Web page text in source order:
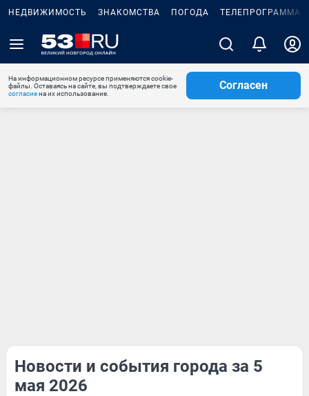
НЕДВИЖИМОСТЬ ЗНАКОМСТВА ПОГОДА ТЕЛЕПРОГРАММА
На информационном ресурсе применяются cookie-
файлы. Оставаясь на сайте, вы подтверждаете свое
согласиена их использование.
Согласен
Новости и события города за 5
мая 2026